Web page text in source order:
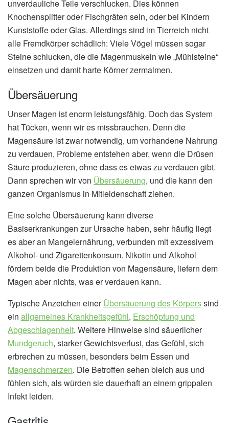
unverdauliche Teile verschlucken. Dies können
Knochensplitter oder Fischgräten sein, oder bei Kindern
Kunststoffe oder Glas. Allerdings sind im Tierreich nicht
alle Fremdkörper schädlich: Viele Vögel müssen sogar
Steine schlucken, die die Magenmuskeln wie „Mühlsteine“
einsetzen und damit harte Körner zermalmen.
Übersäuerung
Unser Magen ist enorm leistungsfähig. Doch das System
hat Tücken, wenn wir es missbrauchen. Denn die
Magensäure ist zwar notwendig, um vorhandene Nahrung
zu verdauen, Probleme entstehen aber, wenn die Drüsen
Säure produzieren, ohne dass es etwas zu verdauen gibt.
Dann sprechen wir von Übersäuerung, und die kann den
ganzen Organismus in Mitleidenschaft ziehen.
Eine solche Übersäuerung kann diverse
Basiserkrankungen zur Ursache haben, sehr häufig liegt
es aber an Mangelernährung, verbunden mit exzessivem
Alkohol- und Zigarettenkonsum. Nikotin und Alkohol
fördern beide die Produktion von Magensäure, liefern dem
Magen aber nichts, was er verdauen kann.
Typische Anzeichen einerÜbersäuerung des Körperssind
ein allgemeines Krankheitsgefühl, Erschöpfung und
Abgeschlagenheit. Weitere Hinweise sind säuerlicher
Mundgeruch, starker Gewichtsverlust, das Gefühl, sich
erbrechen zu müssen, besonders beim Essen und
Magenschmerzen. Die Betroffen sehen bleich aus und
fühlen sich, als würden sie dauerhaft an einem grippalen
Infekt leiden.